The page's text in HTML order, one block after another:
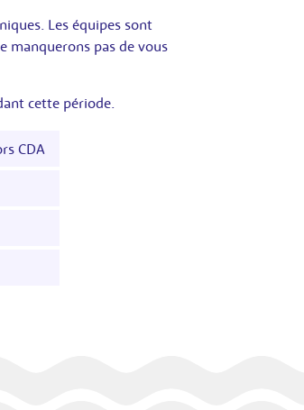
Les équipes sont
manquerons pas de vous
cette période.
CDA